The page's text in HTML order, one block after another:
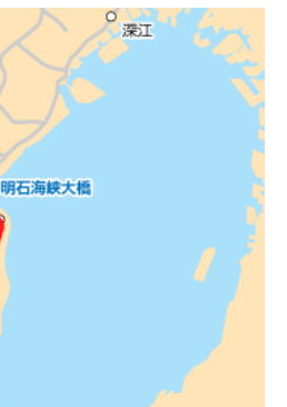
12 14 16 18 20 22